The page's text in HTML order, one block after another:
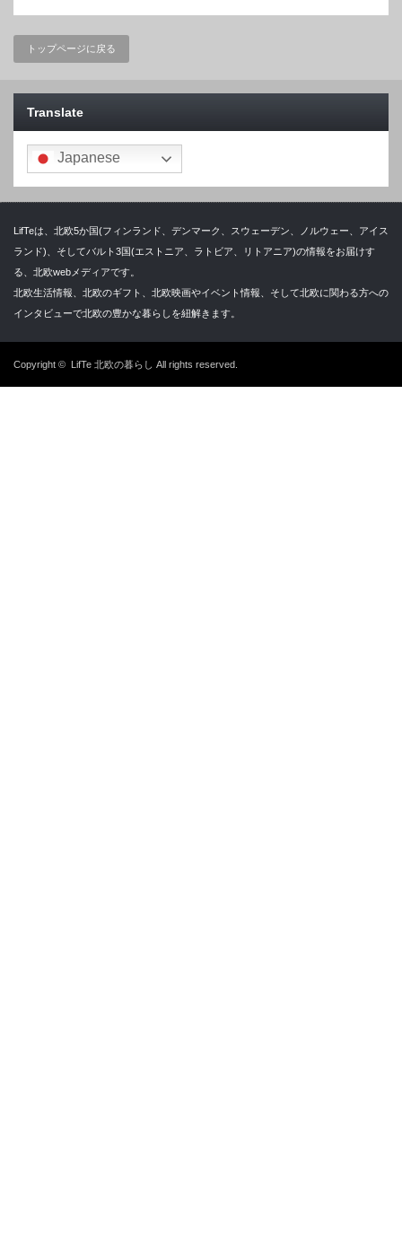
トップページに戻る
Translate
Japanese
LifTeは、北欧5か国(フィンランド、デンマーク、スウェーデン、ノルウェー、アイス
ランド)、そしてバルト3国(エストニア、ラトビア、リトアニア)の情報をお届けす
る、北欧webメディアです。
北欧生活情報、北欧のギフト、北欧映画やイベント情報、そして北欧に関わる方への
インタビューで北欧の豊かな暮らしを紐解きます。
Copyright © LifTe 北欧の暮らし All rights reserved.